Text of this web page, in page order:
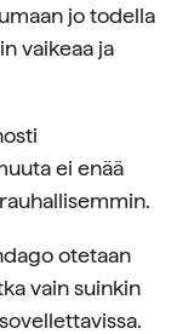
jo todella
vaikeaa ja
ei enää
otetaan
vain suinkin